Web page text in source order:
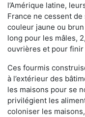
l’Amérique latine,
France ne cessent de
couleur jaune ou brun
long pour les mâles,
ouvrières et pour finir
Ces fourmis
à l’extérieur des
les maisons pour se
privilégient les
coloniser les